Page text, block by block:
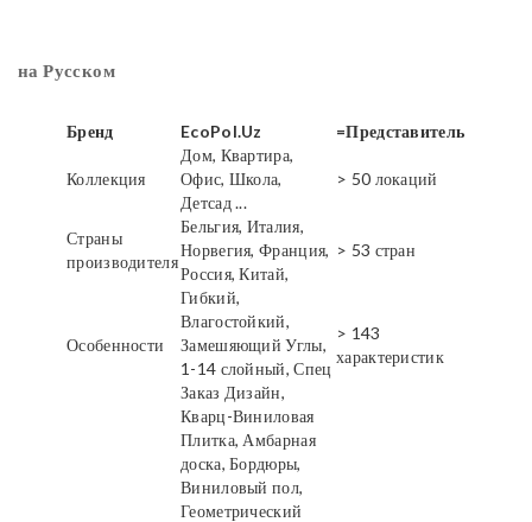
на Русском
Бренд EcoPol.Uz =Представитель
Коллекция
Дом, Квартира,
Офис, Школа,
Детсад ...
> 50 локаций
Страны
производителя
Бельгия, Италия,
Норвегия, Франция,
Россия, Китай,
> 53 стран
Особенности
Гибкий,
Влагостойкий,
Замешяющий Углы,
1-14 слойный, Спец
Заказ Дизайн,
> 143
характеристик
Кварц-Виниловая
Плитка, Амбарная
доска, Бордюры,
Виниловый пол,
Геометрический